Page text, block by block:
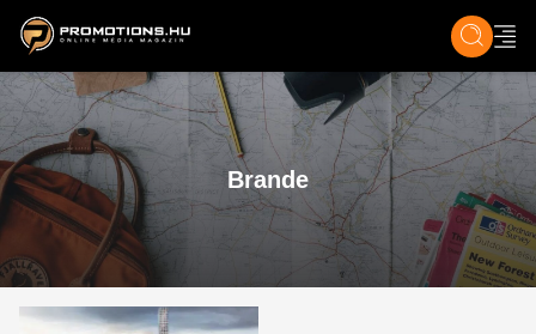
ZENE, FILM & KULT ÉLET TECH &
Brande